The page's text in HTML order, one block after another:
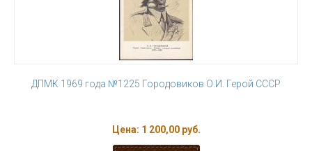
ДПМК 1969 года №1225 Городовиков О.И. Герой СССР
Цена: 1 200,00 руб.